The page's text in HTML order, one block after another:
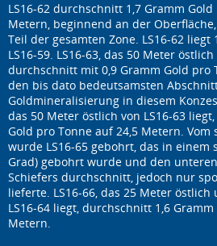
LS16-62 durchschnitt 1,7 Gramm
Metern, beginnend an der
Teil der gesamten Zone. LS16-62
LS16-59. LS16-63, das 50 Meter
durchschnitt mit 0,9 Gramm Gold pro
den bis dato bedeutsamsten
Goldmineralisierung in diesem
das 50 Meter östlich von LS16-63
Gold pro Tonne auf 24,5 Metern. Vom
wurde LS16-65 gebohrt, das in einem
Grad) gebohrt wurde und den
Schiefers durchschnitt, jedoch nur
lieferte. LS16-66, das 25 Meter
LS16-64 liegt, durchschnitt 1,6
Metern.